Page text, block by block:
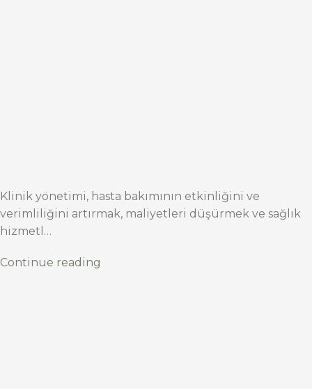
Klinik yönetimi, hasta bakımının etkinliğini ve
verimliliğini artırmak, maliyetleri düşürmek ve sağlık
hizmetl…
Continue reading